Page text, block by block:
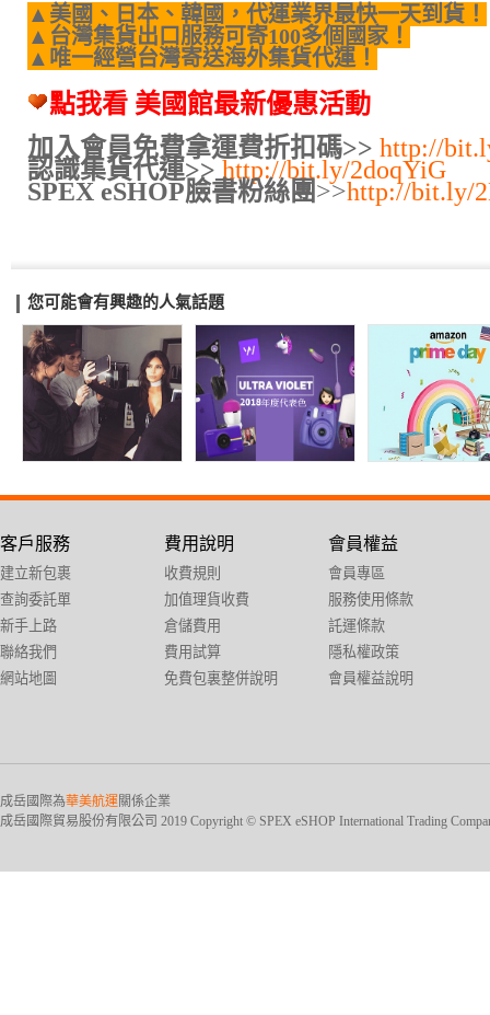
▲美國、日本、韓國，代運業界最快一天到貨！
▲台灣集貨出口服務可寄100多個國家！
▲唯一經營台灣寄送海外集貨代運！
點我看 美國館最新優惠活動
加入會員免費拿運費折扣碼>> http://
認識集貨代運>> http://bit.ly/2doqYiG
SPEX eSHOP臉書粉絲團>>http://bit.ly/
您可能會有興趣的人氣話題
客戶服務
建立新包裹
查詢委託單
新手上路
聯絡我們
網站地圖
費用說明
收費規則
加值理貨收費
倉儲費用
費用試算
免費包裏整併說明
會員權益
會員專區
服務使用條款
託運條款
隱私權政策
會員權益說明
成岳國際為華美航運關係企業
成岳國際貿易股份有限公司 2019 Copyright © SPEX eSHOP International Trading